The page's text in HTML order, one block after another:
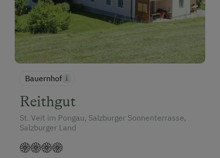
Bauernhof
Reithgut
St. Veit im Pongau, Salzburger Sonnenterrasse,
Salzburger Land